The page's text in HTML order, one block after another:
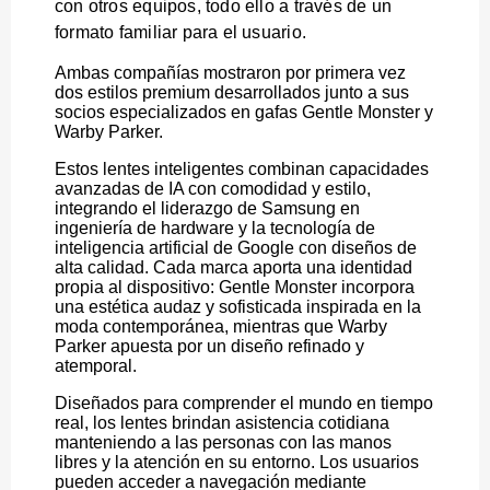
con otros equipos, todo ello a través de un
formato familiar para el usuario.
Ambas compañías mostraron por primera vez
dos estilos premium desarrollados junto a sus
socios especializados en gafas Gentle Monster y
Warby Parker.
Estos lentes inteligentes combinan capacidades
avanzadas de IA con comodidad y estilo,
integrando el liderazgo de Samsung en
ingeniería de hardware y la tecnología de
inteligencia artificial de Google con diseños de
alta calidad. Cada marca aporta una identidad
propia al dispositivo: Gentle Monster incorpora
una estética audaz y sofisticada inspirada en la
moda contemporánea, mientras que Warby
Parker apuesta por un diseño refinado y
atemporal.
Diseñados para comprender el mundo en tiempo
real, los lentes brindan asistencia cotidiana
manteniendo a las personas con las manos
libres y la atención en su entorno. Los usuarios
pueden acceder a navegación mediante